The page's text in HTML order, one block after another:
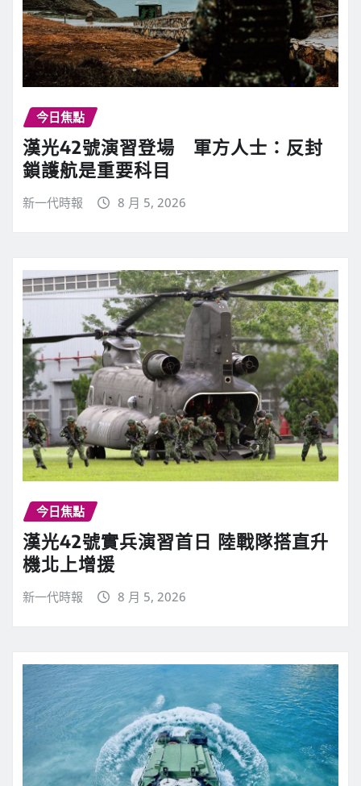
今日焦點
漢光42號演習登場 軍方人士：反封
鎖護航是重要科目
新一代時報 8 月 5, 2026
今日焦點
漢光42號實兵演習首日 陸戰隊搭直升
機北上增援
新一代時報 8 月 5, 2026